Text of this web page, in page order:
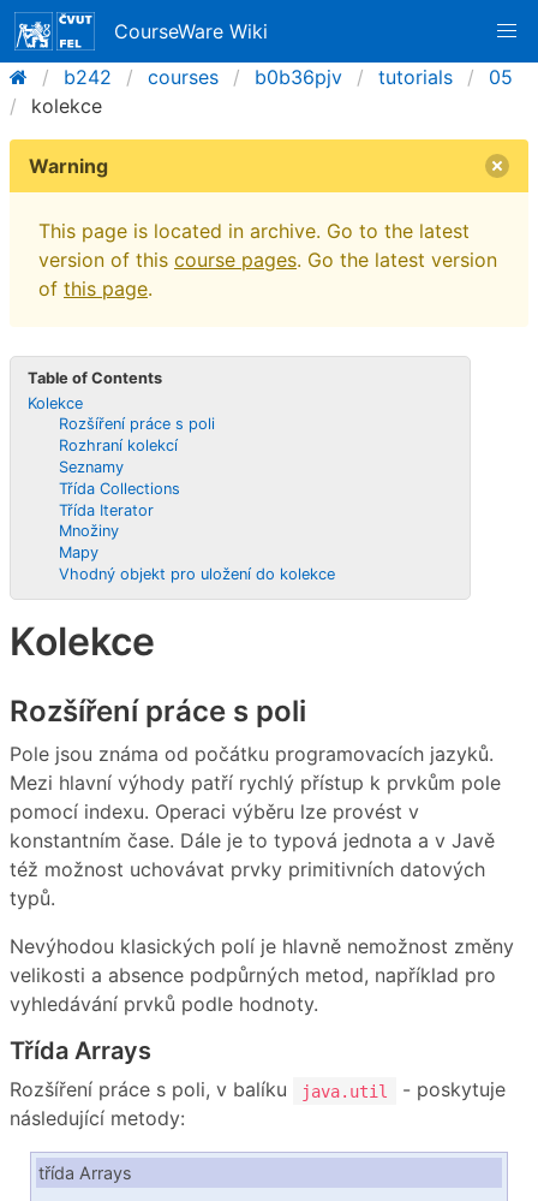
CourseWare Wiki
b242
courses b0b36pjv tutorials
05
kolekce
Warning
This page is located in archive. Go to the latest
version of this course pages. Go the latest version
of this page.
Table of Contents
Kolekce
Rozšíření práce s poli
Rozhraní kolekcí
Seznamy
Třída Collections
Třída Iterator
Množiny
Mapy
Vhodný objekt pro uložení do kolekce
Kolekce
Rozšíření práce s poli
Pole jsou známa od počátku programovacích jazyků.
Mezi hlavní výhody patří rychlý přístup k prvkům pole
pomocí indexu. Operaci výběru lze provést v
konstantním čase. Dále je to typová jednota a v Javě
též možnost uchovávat prvky primitivních datových
typů.
Nevýhodou klasických polí je hlavně nemožnost změny
velikosti a absence podpůrných metod, například pro
vyhledávání prvků podle hodnoty.
Třída Arrays
Rozšíření práce s poli, v balíku java.util
- poskytuje
následující metody:
třída Arrays